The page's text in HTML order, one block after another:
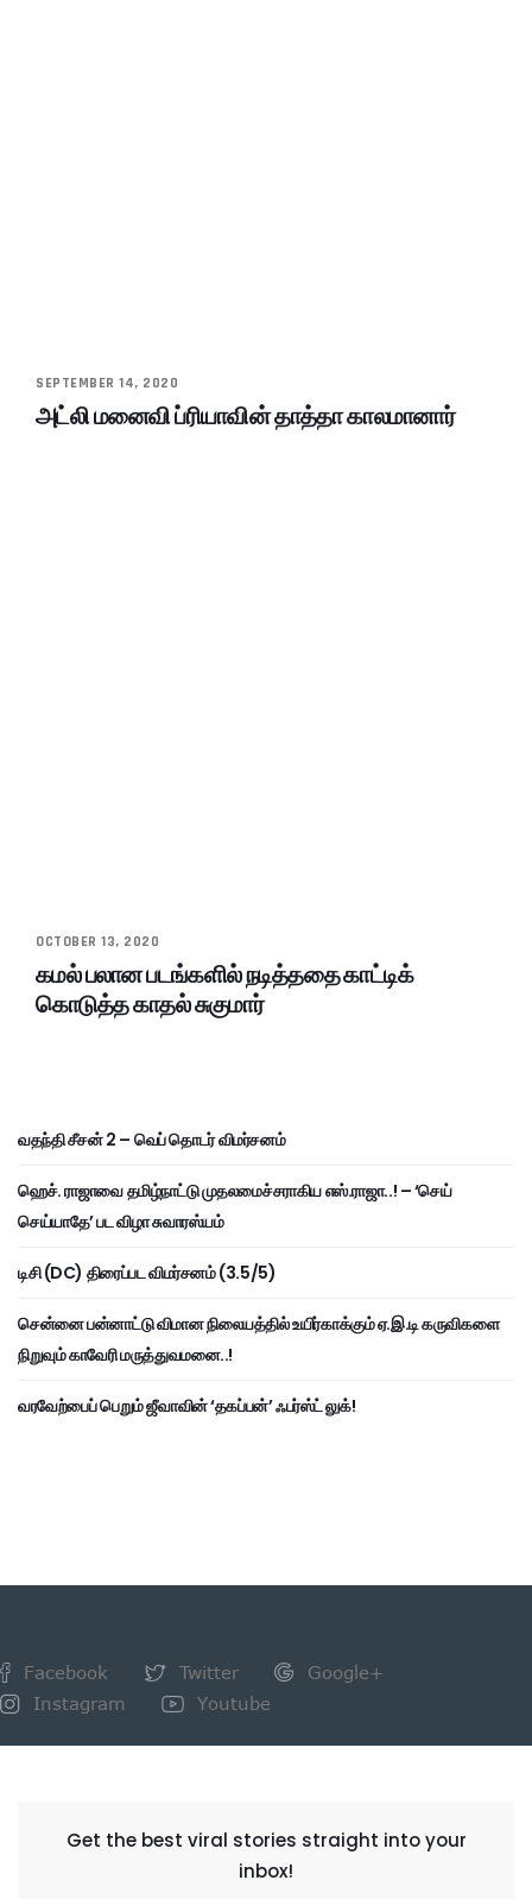
SEPTEMBER 14, 2020
அட்லி மனைவி ப்ரியாவின் தாத்தா காலமானார்
OCTOBER 13, 2020
கமல் பலான படங்களில் நடித்ததை காட்டிக்
கொடுத்த காதல் சுகுமார்
வதந்தி சீசன் 2 – வெப் தொடர் விமர்சனம்
ஹெச். ராஜாவை தமிழ்நாட்டு முதலமைச்சராகிய எஸ்.ராஜா..! – ‘செய்
செய்யாதே’ பட விழா சுவாரஸ்யம்
டிசி (DC) திரைப்பட விமர்சனம் (3.5/5)
சென்னை பன்னாட்டு விமான நிலையத்தில் உயிர்காக்கும் ஏ.இ.டி கருவிகளை
நிறுவும் காவேரி மருத்துவமனை..!
வரவேற்பைப் பெறும் ஜீவாவின் ‘தகப்பன்’ ஃபர்ஸ்ட் லுக்!
Facebook Twitter
Google+
Instagram
Youtube
Get the best viral stories straight into your
inbox!